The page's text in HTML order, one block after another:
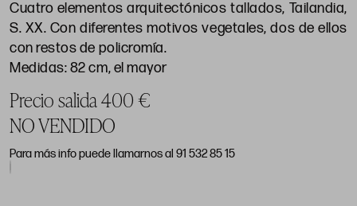
Cuatro elementos arquitectónicos tallados, Tailandia,
S. XX. Con diferentes motivos vegetales, dos de ellos
con restos de policromía.
Medidas: 82 cm, el mayor
Precio salida 400 €
NO VENDIDO
Para más info puede llamarnos al 91 532 85 15